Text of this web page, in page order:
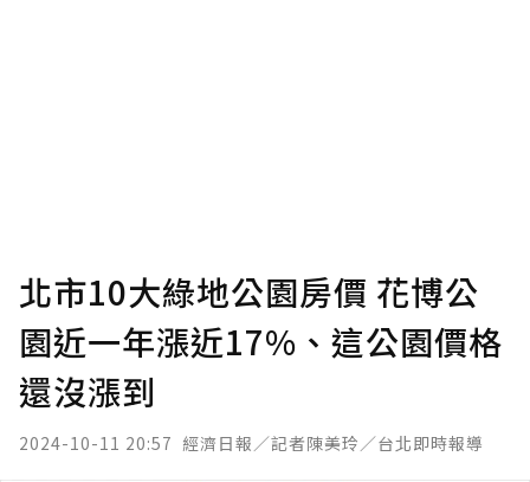
北市10大綠地公園房價 花博公
園近一年漲近17%、這公園價格
還沒漲到
2024-10-11 20:57 經濟日報／記者陳美玲／台北即時報導